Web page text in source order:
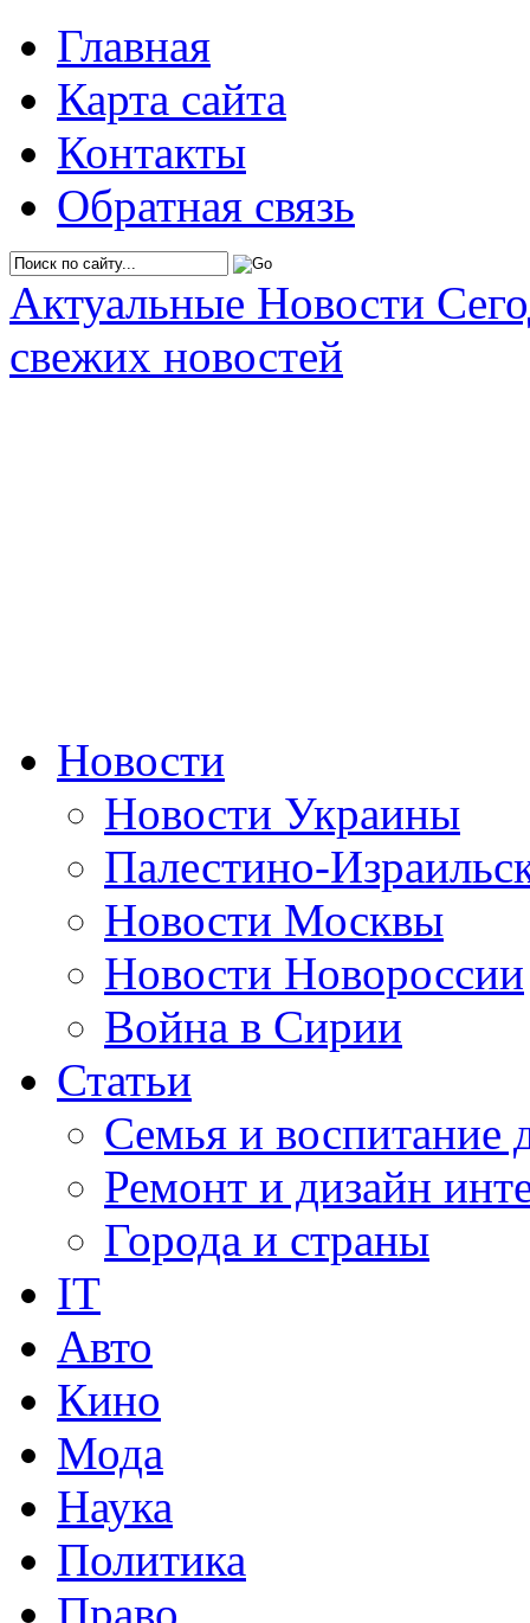
Главная
Карта сайта
Контакты
Обратная связь
Актуальные Новости
свежих новостей
Новости
Новости Украины
Палестино-
Новости Москвы
Новости Новороссии
Война в Сирии
Статьи
Семья и воспитание
Ремонт и дизайн
Города и страны
IT
Авто
Кино
Мода
Наука
Политика